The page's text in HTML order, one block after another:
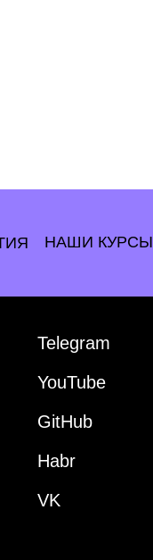
VK
Telegram
YouTube
GitHub
Habr
НАШИ КУРСЫ